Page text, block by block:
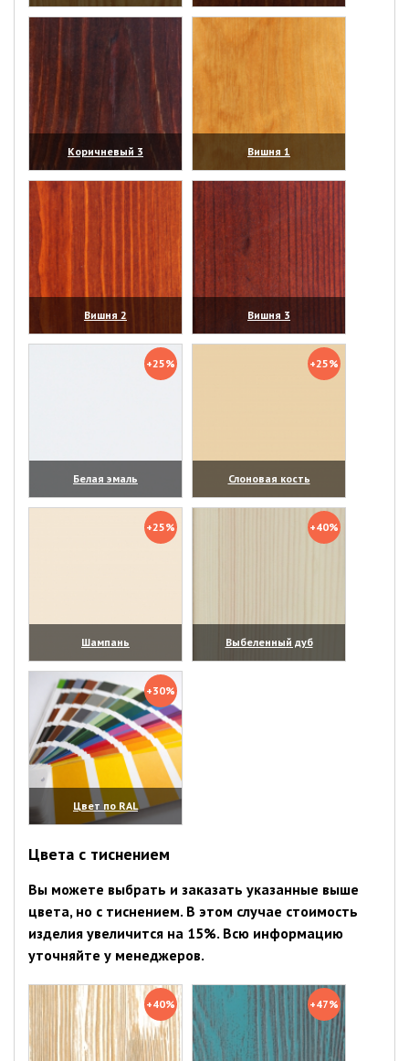
(увеличить) (увеличить)
Коричневый 3
(увеличить)
Вишня 1
(увеличить)
Вишня 2
(увеличить)
Вишня 3
(увеличить)
+25%
Белая эмаль
(увеличить)
+25%
Слоновая кость
(увеличить)
+25%
Шампань
(увеличить)
+40%
Выбеленный дуб
(увеличить)
+30%
Цвет по RAL
(увеличить)
Цвета с тиснением
Вы можете выбрать и заказать указанные выше
цвета, но с тиснением. В этом случае стоимость
изделия увеличится на 15%. Всю информацию
уточняйте у менеджеров.
+40% +47%